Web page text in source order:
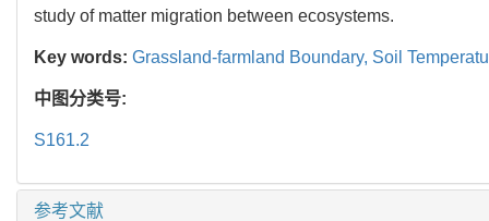
study of matter migration between ecosystems.
Key words: Grassland-farmland Boundary, Soil
中图分类号:
S161.2
参考文献